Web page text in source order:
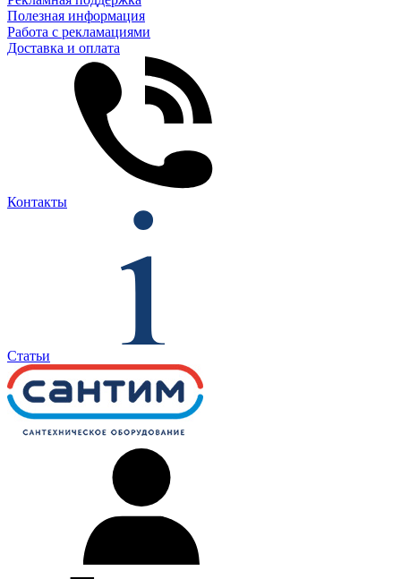
Полезная информация
Работа с рекламациями
Доставка и оплата
Контакты
Статьи